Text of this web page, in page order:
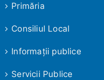
Primăria
Consiliul Local
Informaţii publice
Servicii Publice